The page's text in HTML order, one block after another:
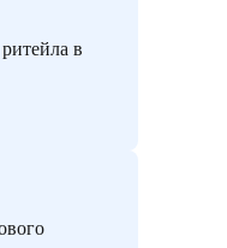
в